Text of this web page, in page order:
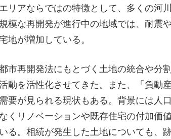
リアならではの特徴として、多くの河
模な再開発が進行中の地域では、耐震
地が増加している。
市再開発法にもとづく土地の統合や分
動を活性化させてきた。また、「負動
要が見られる現状もある。背景には人
リノベーションや既存住宅の付加価
る。相続が発生した土地についても、